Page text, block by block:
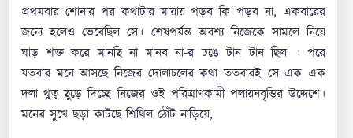
প্রথমবার শোনার পর কথাটার মায়ায় পড়ব কি পড়ব না, একবারের
জন্যে হলেও ভেবেছিল সে। শেষপর্যন্ত অবশ্য নিজেকে সামলে নিয়ে
ঘাড় শক্ত করে মানছি না মানব না-র ঢঙে টান টান ছিল । পরে
যতবার মনে আসছে নিজের দোলাচলের কথা ততবারই সে এক এক
দলা থুতু ছুড়ে দিচ্ছে নিজের ওই পরিত্রাণকামী পলায়নবৃত্তির উদ্দেশে।
মনের সুখে ছড়া কাটছে শিথিল ঠোঁট নাড়িয়ে,